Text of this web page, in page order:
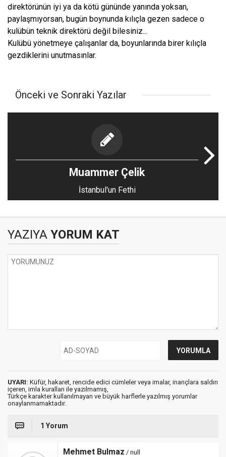
direktörünün iyi ya da kötü gününde yanında yoksan,
paylaşmıyorsan, bugün boynunda kılıçla gezen sadece o
kulübün teknik direktörü değil bilesiniz...
Kulübü yönetmeye çalışanlar da, boyunlarında birer kılıçla
gezdiklerini unutmasınlar.
Önceki ve Sonraki Yazılar
Muammer Çelik
İstanbul'un Fethi
YAZIYA YORUM KAT
UYARI: Küfür, hakaret, rencide edici cümleler veya imalar, inançlara saldırı
içeren, imla kuralları ile yazılmamış,
Türkçe karakter kullanılmayan ve büyük harflerle yazılmış yorumlar
onaylanmamaktadır.
1 Yorum
Mehmet Bulmaz / null